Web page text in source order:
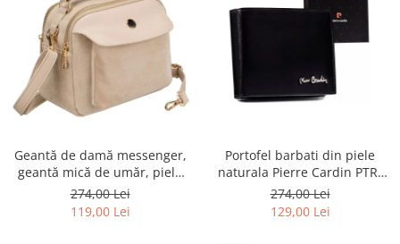
Geantă de damă messenger,
geantă mică de umăr, piele
ecologică, geantă bej cu
fermoar la modă - Peterson
PTR-PTN MX02-P-7717-D.BE
274,00 Lei
119,00 Lei
Portofel barbati din piele
naturala Pierre Cardin PTR-
8806 TILAK51
274,00 Lei
129,00 Lei